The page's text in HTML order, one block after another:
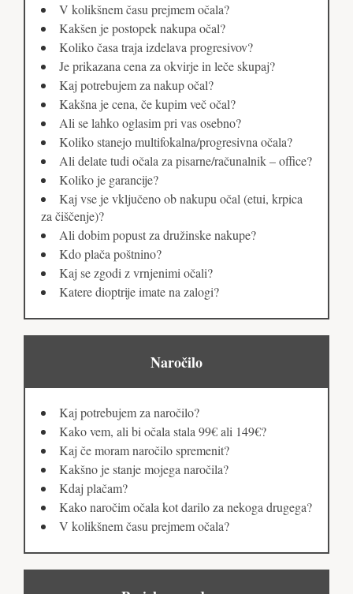
V kolikšnem času prejmem očala?
Kakšen je postopek nakupa očal?
Koliko časa traja izdelava progresivov?
Je prikazana cena za okvirje in leče skupaj?
Kaj potrebujem za nakup očal?
Kakšna je cena, če kupim več očal?
Ali se lahko oglasim pri vas osebno?
Koliko stanejo multifokalna/progresivna očala?
Ali delate tudi očala za pisarne/računalnik – office?
Koliko je garancije?
Kaj vse je vključeno ob nakupu očal (etui, krpica
za čiščenje)?
Ali dobim popust za družinske nakupe?
Kdo plača poštnino?
Kaj se zgodi z vrnjenimi očali?
Katere dioptrije imate na zalogi?
Naročilo
Kaj potrebujem za naročilo?
Kako vem, ali bi očala stala 99€ ali 149€?
Kaj če moram naročilo spremenit?
Kakšno je stanje mojega naročila?
Kdaj plačam?
Kako naročim očala kot darilo za nekoga drugega?
V kolikšnem času prejmem očala?